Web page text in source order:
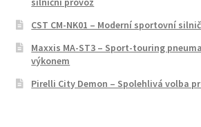
CST CM-NK01 – Moderní sportovní
Maxxis MA-ST3 – Sport-touring
výkonem
Pirelli City Demon – Spolehlivá volba